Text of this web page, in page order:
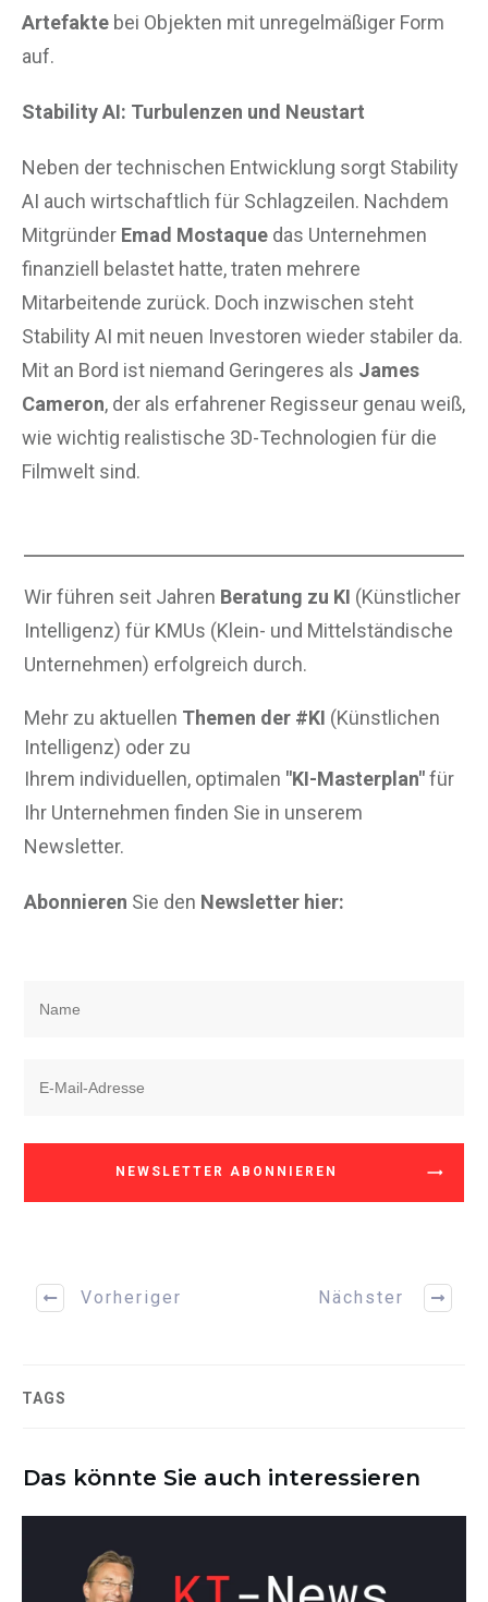
Artefakte bei Objekten mit unregelmäßiger Form
auf.
Stability AI: Turbulenzen und Neustart
Neben der technischen Entwicklung sorgt Stability
AI auch wirtschaftlich für Schlagzeilen. Nachdem
Mitgründer Emad Mostaque das Unternehmen
finanziell belastet hatte, traten mehrere
Mitarbeitende zurück. Doch inzwischen steht
Stability AI mit neuen Investoren wieder stabiler da.
Mit an Bord ist niemand Geringeres als James
Cameron, der als erfahrener Regisseur genau weiß,
wie wichtig realistische 3D-Technologien für die
Filmwelt sind.
Wir führen seit Jahren Beratung zu KI (Künstlicher
Intelligenz) für KMUs (Klein- und Mittelständische
Unternehmen) erfolgreich durch.
Mehr zu aktuellen Themen der #KI (Künstlichen
Intelligenz) oder zu
Ihrem individuellen, optimalen "KI-Masterplan"für
Ihr Unternehmen finden Sie in unserem
Newsletter.
Abonnieren Sie den Newsletter hier:
NEWSLETTER ABONNIEREN
Vorheriger Nächster
TAGS
Das könnte Sie auch interessieren